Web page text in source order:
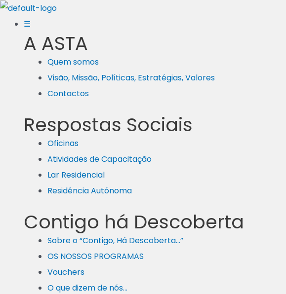
Skip
content
☰
A ASTA
Quem somos
Visão, Missão, Políticas, Estratégias, Valores
Contactos
Respostas Sociais
Oficinas
Atividades de Capacitação
Lar Residencial
Residência Autónoma
Contigo há Descoberta
Sobre o “Contigo, Há Descoberta…”
OS NOSSOS PROGRAMAS
Vouchers
O que dizem de nós…